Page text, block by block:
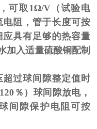
可取 1Ω/V（试验电
阻，管于长度可按
具有足够的热容量
加入适量硫酸铜配制
过球间隙整定值时
％）球间隙放电，
间隙保护电阻可按